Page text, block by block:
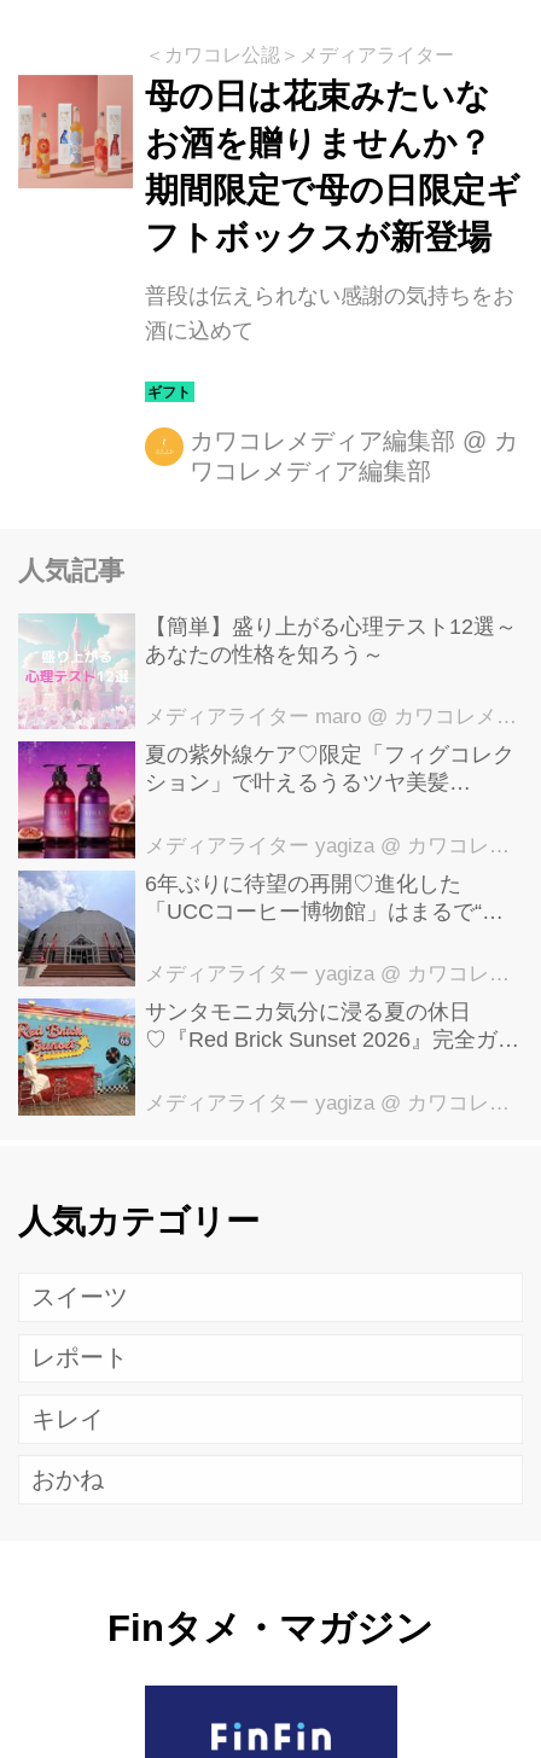
＜カワコレ公認＞メディアライター
母の日は花束みたいな
お酒を贈りませんか？
期間限定で母の日限定ギ
フトボックスが新登場
普段は伝えられない感謝の気持ちをお
酒に込めて
カワコレメディア編集部 @ カ
ワコレメディア編集部
人気記事
【簡単】盛り上がる心理テスト12選～
あなたの性格を知ろう～
メディアライター maro @ カワコレメディア編集部
夏の紫外線ケア♡限定「フィグコレク
ション」で叶えるうるツヤ美髪
メディアライター yagiza @ カワコレメディア編集部
6年ぶりに待望の再開♡進化した
「UCCコーヒー博物館」はまるで“コ
貌を公開
メディアライター yagiza @ カワコレメディア編集部
サンタモニカ気分に浸る夏の休日
♡『Red Brick Sunset 2026』完全ガイ
メディアライター yagiza @ カワコレメディア編集部
人気カテゴリー
スイーツ
レポート
キレイ
おかね
Finタメ・マガジン